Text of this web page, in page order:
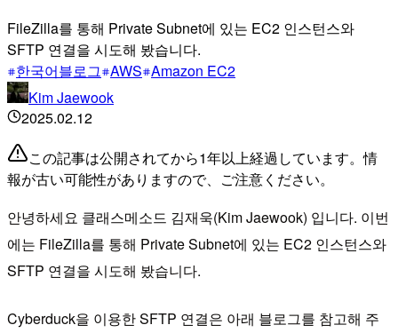
FileZilla를 통해 Private Subnet에 있는 EC2 인스턴스와
SFTP 연결을 시도해 봤습니다.
한국어블로그 AWS Amazon EC2
Kim Jaewook
2025.02.12
この記事は公開されてから1年以上経過しています。情
報が古い可能性がありますので、ご注意ください。
안녕하세요 클래스메소드 김재욱(Kim Jaewook) 입니다. 이번
에는 FileZilla를 통해 Private Subnet에 있는 EC2 인스턴스와
SFTP 연결을 시도해 봤습니다.
Cyberduck을 이용한 SFTP 연결은 아래 블로그를 참고해 주